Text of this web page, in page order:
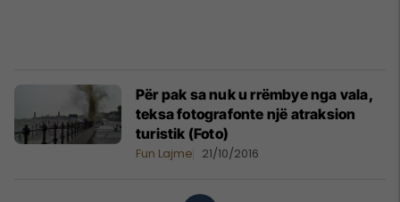
Për pak sa nuk u rrëmbye nga vala,
teksa fotografonte një atraksion
turistik (Foto)
Fun Lajme 21/10/2016